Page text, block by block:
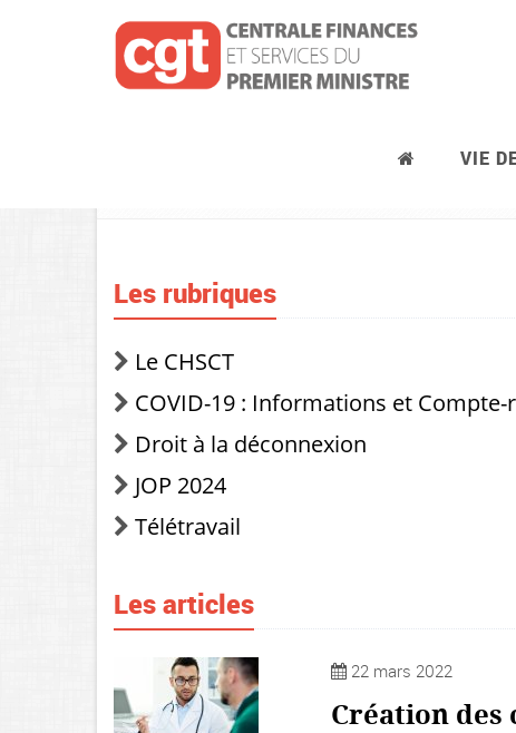
VIE
Les rubriques
Le CHSCT
COVID-19 : Informations et Compte-
Droit à la déconnexion
JOP 2024
Télétravail
Les articles
22 mars 2022
Création des